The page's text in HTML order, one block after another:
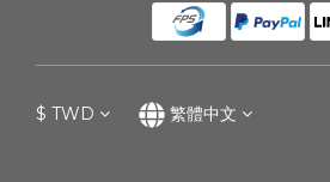
$ TWD 繁體中文